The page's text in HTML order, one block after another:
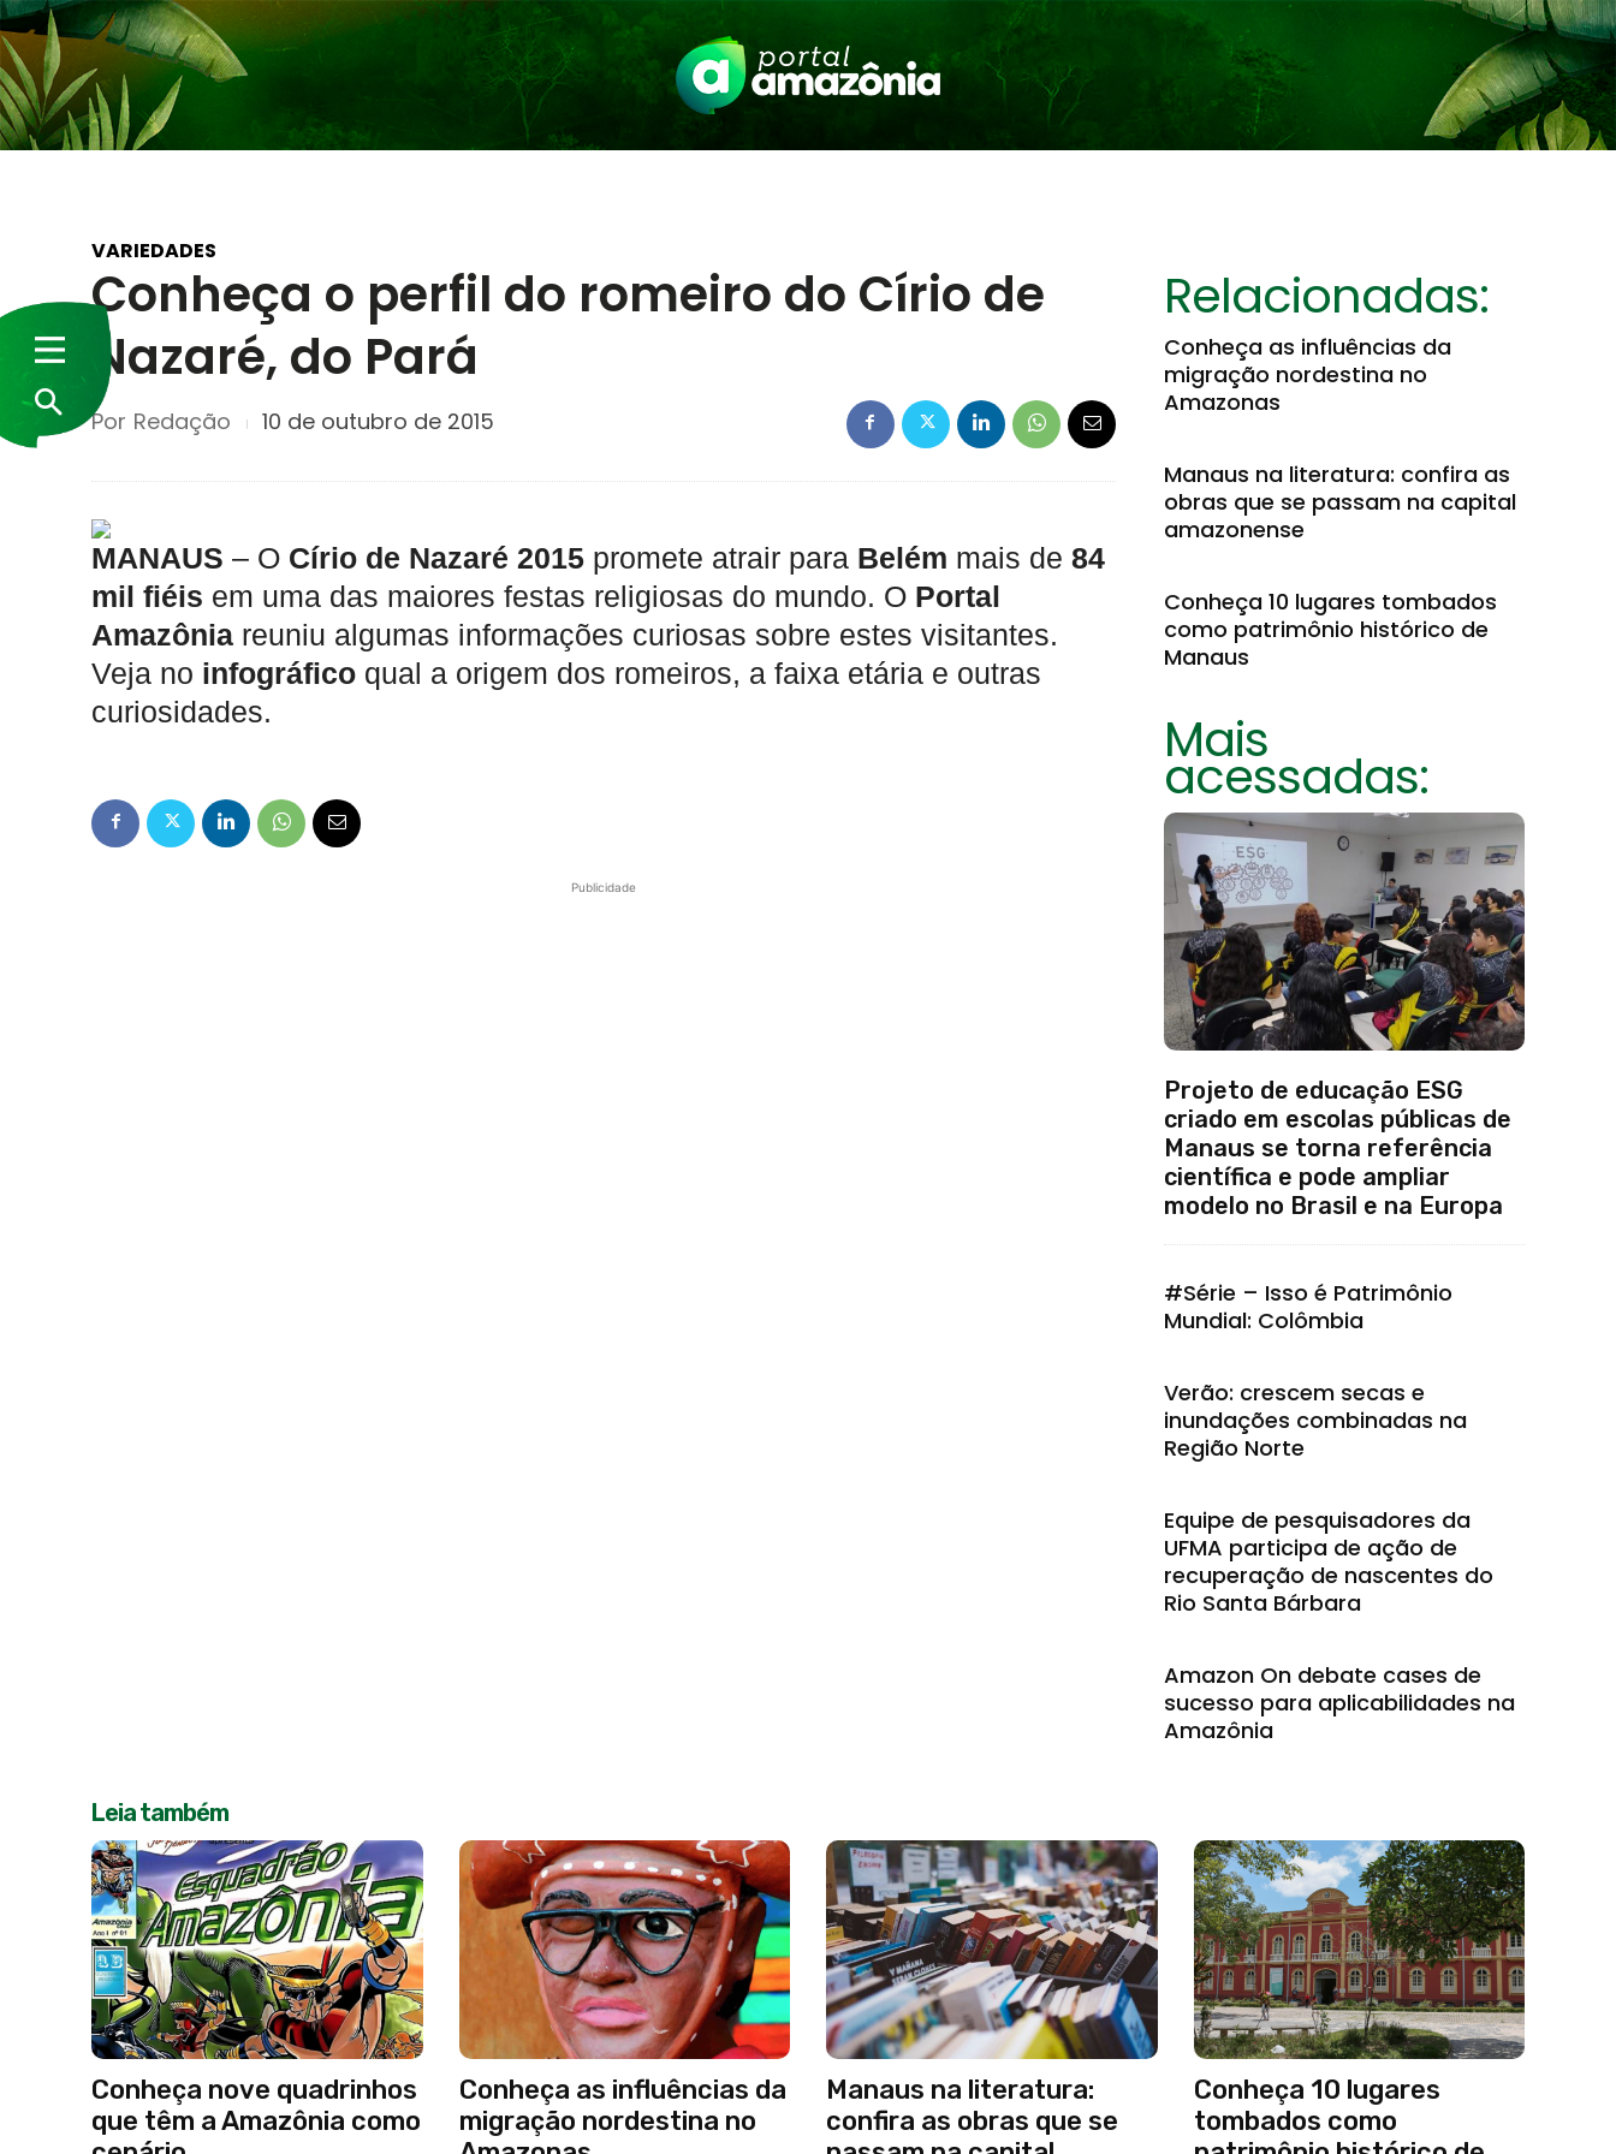
VARIEDADES
Conheça o perfil do romeiro do Círio de
Nazaré, do Pará
Por Redação 10 de outubro de 2015
MANAUS – O Círio de Nazaré 2015 promete atrair para Belém mais de 84
mil fiéis em uma das maiores festas religiosas do mundo. O Portal
Amazônia reuniu algumas informações curiosas sobre estes visitantes.
Veja no infográfico qual a origem dos romeiros, a faixa etária e outras
curiosidades.
Publicidade
Relacionadas:
Conheça as influências da
migração nordestina no
Amazonas
Manaus na literatura: confira as
obras que se passam na capital
amazonense
Conheça 10 lugares tombados
como patrimônio histórico de
Manaus
Mais
acessadas:
Projeto de educação ESG
criado em escolas públicas de
Manaus se torna referência
científica e pode ampliar
modelo no Brasil e na Europa
#Série – Isso é Patrimônio
Mundial: Colômbia
Verão: crescem secas e
inundações combinadas na
Região Norte
Equipe de pesquisadores da
UFMA participa de ação de
recuperação de nascentes do
Rio Santa Bárbara
Amazon On debate cases de
sucesso para aplicabilidades na
Amazônia
Leia também
Conheça nove quadrinhos
que têm a Amazônia como
Conheça as influências da
migração nordestina no
Manaus na literatura:
confira as obras que se
Conheça 10 lugares
tombados como